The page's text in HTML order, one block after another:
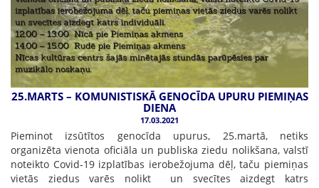
25.MARTS – KOMUNISTISKĀ GENOCĪDA UPURU PIEMIŅAS
DIENA
17.03.2021
Pieminot izsūtītos genocīda upurus, 25.martā, netiks
organizēta vienota oficiāla un publiska ziedu nolikšana, valstī
noteikto Covid-19 izplatības ierobežojuma dēļ, taču piemiņas
vietās ziedus varēs nolikt un svecītes aizdegt katrs